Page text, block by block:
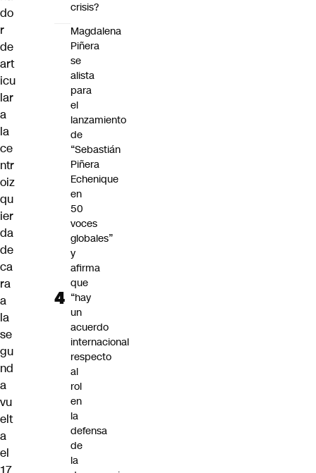
do
r
de
art
icu
lar
a
la
ce
ntr
oiz
qu
ier
da
de
ca
ra
a
la
se
gu
nd
a
vu
elt
a
el
17
crisis?
Magdalena
Piñera
se
alista
para
el
lanzamiento
de
“Sebastián
Piñera
Echenique
en
50
voces
globales”
y
afirma
que
“hay
un
acuerdo
internacional
respecto
al
rol
en
la
defensa
de
la